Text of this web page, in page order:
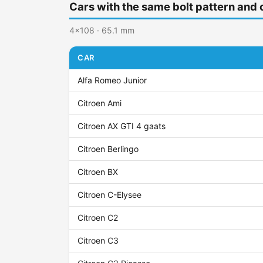
Cars with the same bolt pattern and
4x108 · 65.1 mm
CAR
Alfa Romeo Junior
Citroen Ami
Citroen AX GTI 4 gaats
Citroen Berlingo
Citroen BX
Citroen C-Elysee
Citroen C2
Citroen C3